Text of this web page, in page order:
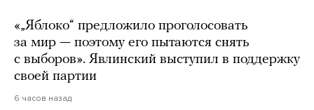
«„Яблоко“ предложило проголосовать
за мир — поэтому его пытаются снять
с выборов». Явлинский выступил в поддержку
своей партии
6 часов назад